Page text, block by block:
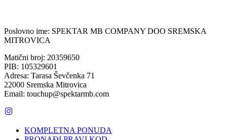
Poslovno ime: SPEKTAR MB COMPANY DOO SREMSKA
MITROVICA
Matični broj: 20359650
PIB: 105329601
Adresa: Tarasa Ševčenka 71
22000 Sremska Mitrovica
Email: touchup@spektarmb.com
KOMPLETNA PONUDA